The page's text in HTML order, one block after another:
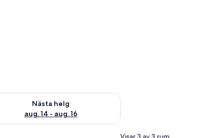
aug. 7 - aug. 9
Nästa helg
aug. 14 - aug. 16
tillgängligheten för nästa helg aug. 14 - aug. 16